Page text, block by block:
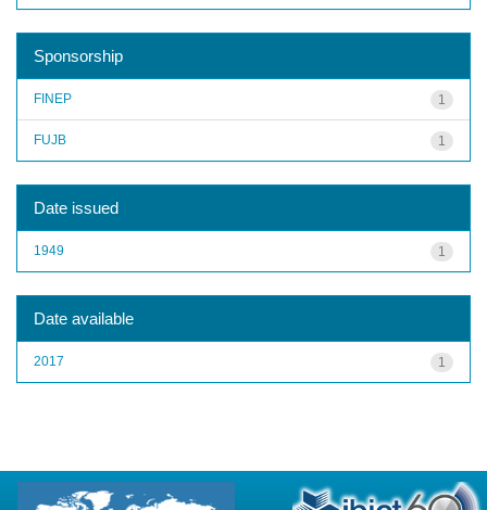
Sponsorship
1
FINEP
1
FUJB
Date issued
1
1949
Date available
1
2017